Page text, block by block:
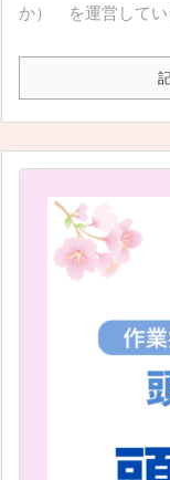
か） を運営してい